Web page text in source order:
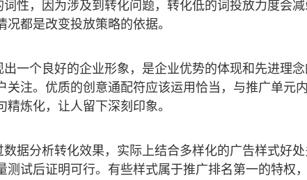
性，因为涉及到转化问题，转化低的词投放力度会减
都是改变投放策略的依据。
出一个良好的企业形象，是企业优势的体现和先进理
注。优质的创意通配符应该运用恰当，与推广单元
炼化，让人留下深刻印象。
据分析转化效果，实际上结合多样化的广告样式好处
试后证明可行。有些样式属于推广排名第一的特权